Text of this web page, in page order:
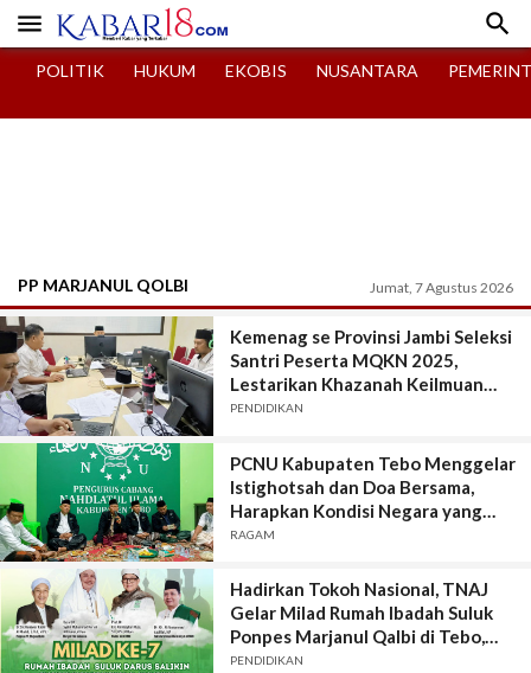
 
POLITIK HUKUM EKOBIS NUSANTARA
PP MARJANUL QOLBI Jumat, 7 Agustus 2026
Kemenag se Provinsi Jambi Seleksi
Santri Peserta MQKN 2025,
Lestarikan Khazanah Keilmuan
Klasik Pesantren
PENDIDIKAN
PCNU Kabupaten Tebo Menggelar
Istighotsah dan Doa Bersama,
Harapkan Kondisi Negara yang
Memburuk Lekas Membaik
RAGAM
Hadirkan Tokoh Nasional, TNAJ
Gelar Milad Rumah Ibadah Suluk
Ponpes Marjanul Qalbi di Tebo,
Jambi
PENDIDIKAN